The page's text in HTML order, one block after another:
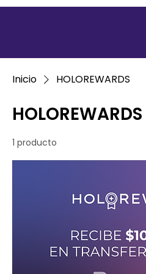
Inicio HOLOREWARDS
HOLOREWARDS
1 producto